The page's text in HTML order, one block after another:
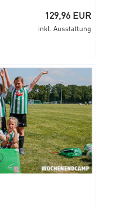
129,96 EUR
inkl. Ausstattung